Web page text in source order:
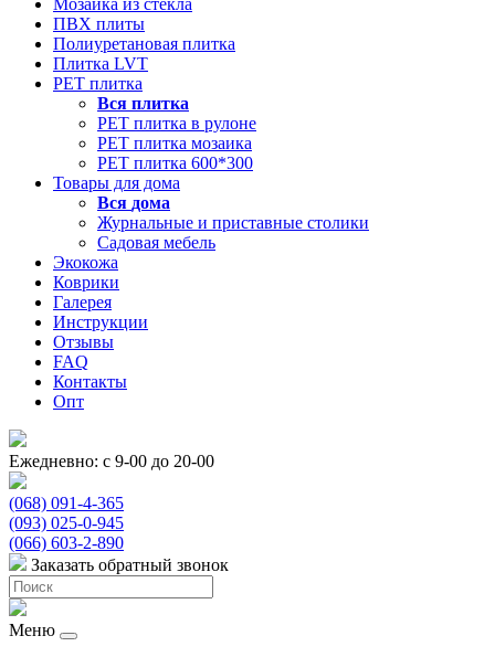
Мозаика из стекла
ПВХ плиты
Полиуретановая плитка
Плитка LVT
РЕТ плитка
Вся плитка
РЕТ плитка в рулоне
РЕТ плитка мозаика
РЕТ плитка 600*300
Товары для дома
Вся дома
Журнальные и приставные столики
Садовая мебель
Экокожа
Коврики
Галерея
Инструкции
Отзывы
FAQ
Контакты
Опт
Ежедневно: с 9-00 до 20-00
(068) 091-4-365
(093) 025-0-945
(066) 603-2-890
Заказать обратный звонок
Меню